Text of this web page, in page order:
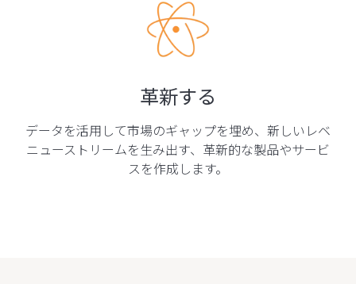
革新する
データを活用して市場のギャップを埋め、新しいレベ
ニューストリームを生み出す、革新的な製品やサービ
スを作成します。